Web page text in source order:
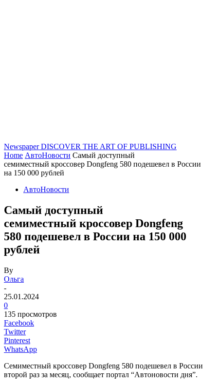
Newspaper DISCOVER THE ART OF PUBLISHING
Home АвтоНовости Самый доступный
семиместный кроссовер Dongfeng 580 подешевел в России
на 150 000 рублей
АвтоНовости
Самый доступный
семиместный кроссовер Dongfeng
580 подешевел в России на 150 000
рублей
By
Ольга
-
25.01.2024
0
135 просмотров
Facebook
Twitter
Pinterest
WhatsApp
Семиместный кроссовер Dongfeng 580 подешевел в России
второй раз за месяц, сообщает портал “Автоновости дня”.